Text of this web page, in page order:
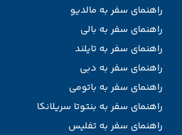
راهنمای سفر به مالدیو
راهنمای سفر به بالی
راهنمای سفر به تایلند
راهنمای سفر به دبی
راهنمای سفر به باتومی
راهنمای سفر به بنتوتا سریلانکا
راهنمای سفر به تفلیس